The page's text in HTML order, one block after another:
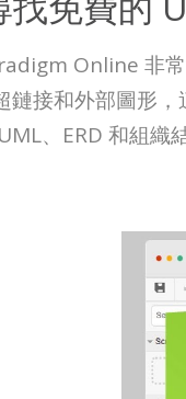
Online 非
鏈接和外部圖形
、ERD 和組